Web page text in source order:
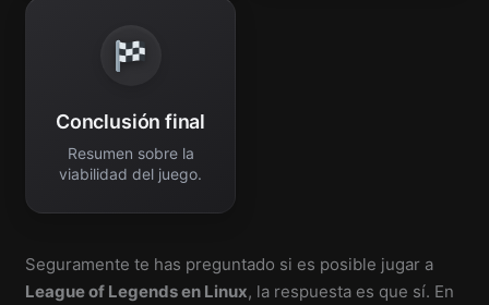
Conclusión final
Resumen sobre la
viabilidad del juego.
Seguramente te has preguntado si es posible jugar a
League of Legends en Linux, la respuesta es que sí. En